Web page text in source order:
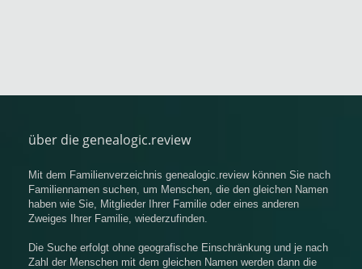
über die genealogic.review
Mit dem Familienverzeichnis genealogic.review können Sie nach
Familiennamen suchen, um Menschen, die den gleichen Namen
haben wie Sie, Mitglieder Ihrer Familie oder eines anderen
Zweiges Ihrer Familie, wiederzufinden.
Die Suche erfolgt ohne geografische Einschränkung und je nach
Zahl der Menschen mit dem gleichen Namen werden dann die